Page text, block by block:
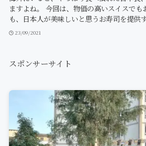
ますよね。 今回は、物価の高いスイスでも
も、日本人が美味しいと思うお寿司を提供
23/09/2021
スポンサーサイト